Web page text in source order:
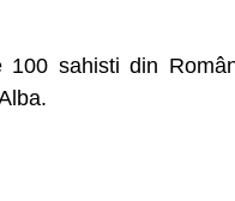
sahisti din